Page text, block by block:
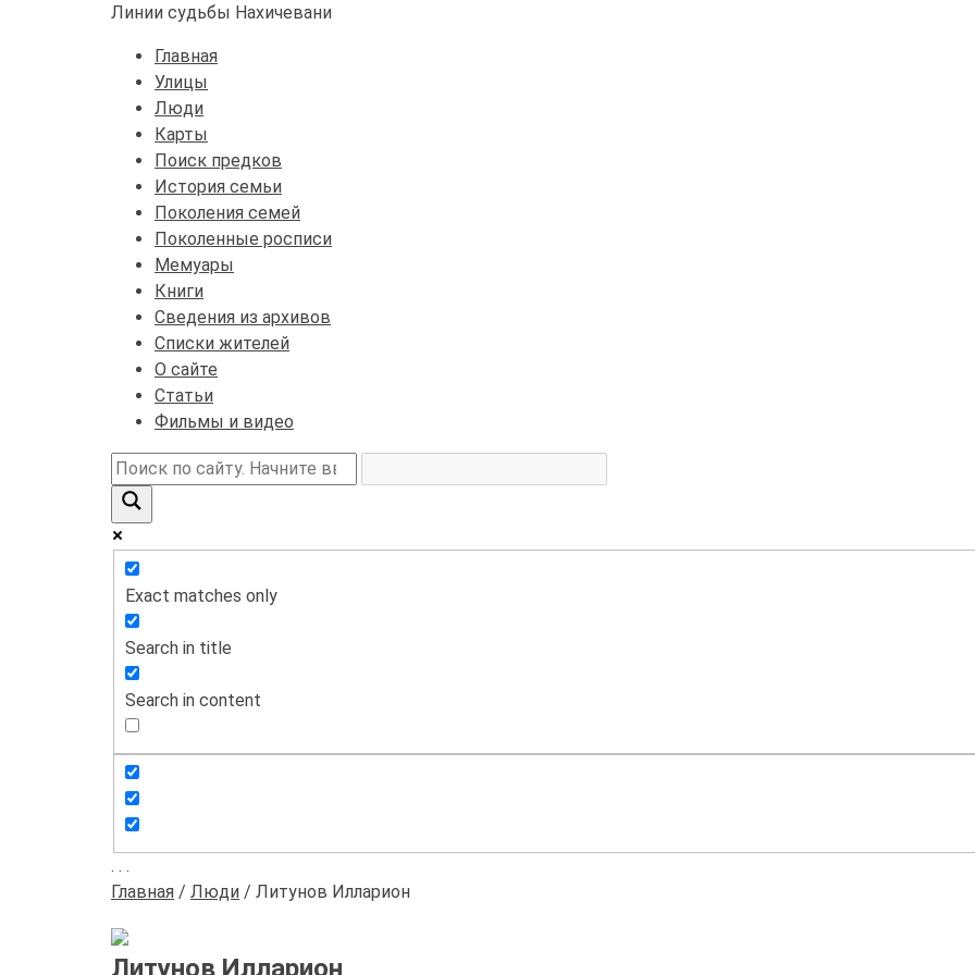
Линии судьбы Нахичевани
Главная
Улицы
Люди
Карты
Поиск предков
История семьи
Поколения семей
Поколенные росписи
Мемуары
Книги
Сведения из архивов
Списки жителей
О сайте
Статьи
Фильмы и видео
Exact matches only
Search in title
Search in content
. . .
Главная / Люди / Литунов Илларион
Литунов Илларион